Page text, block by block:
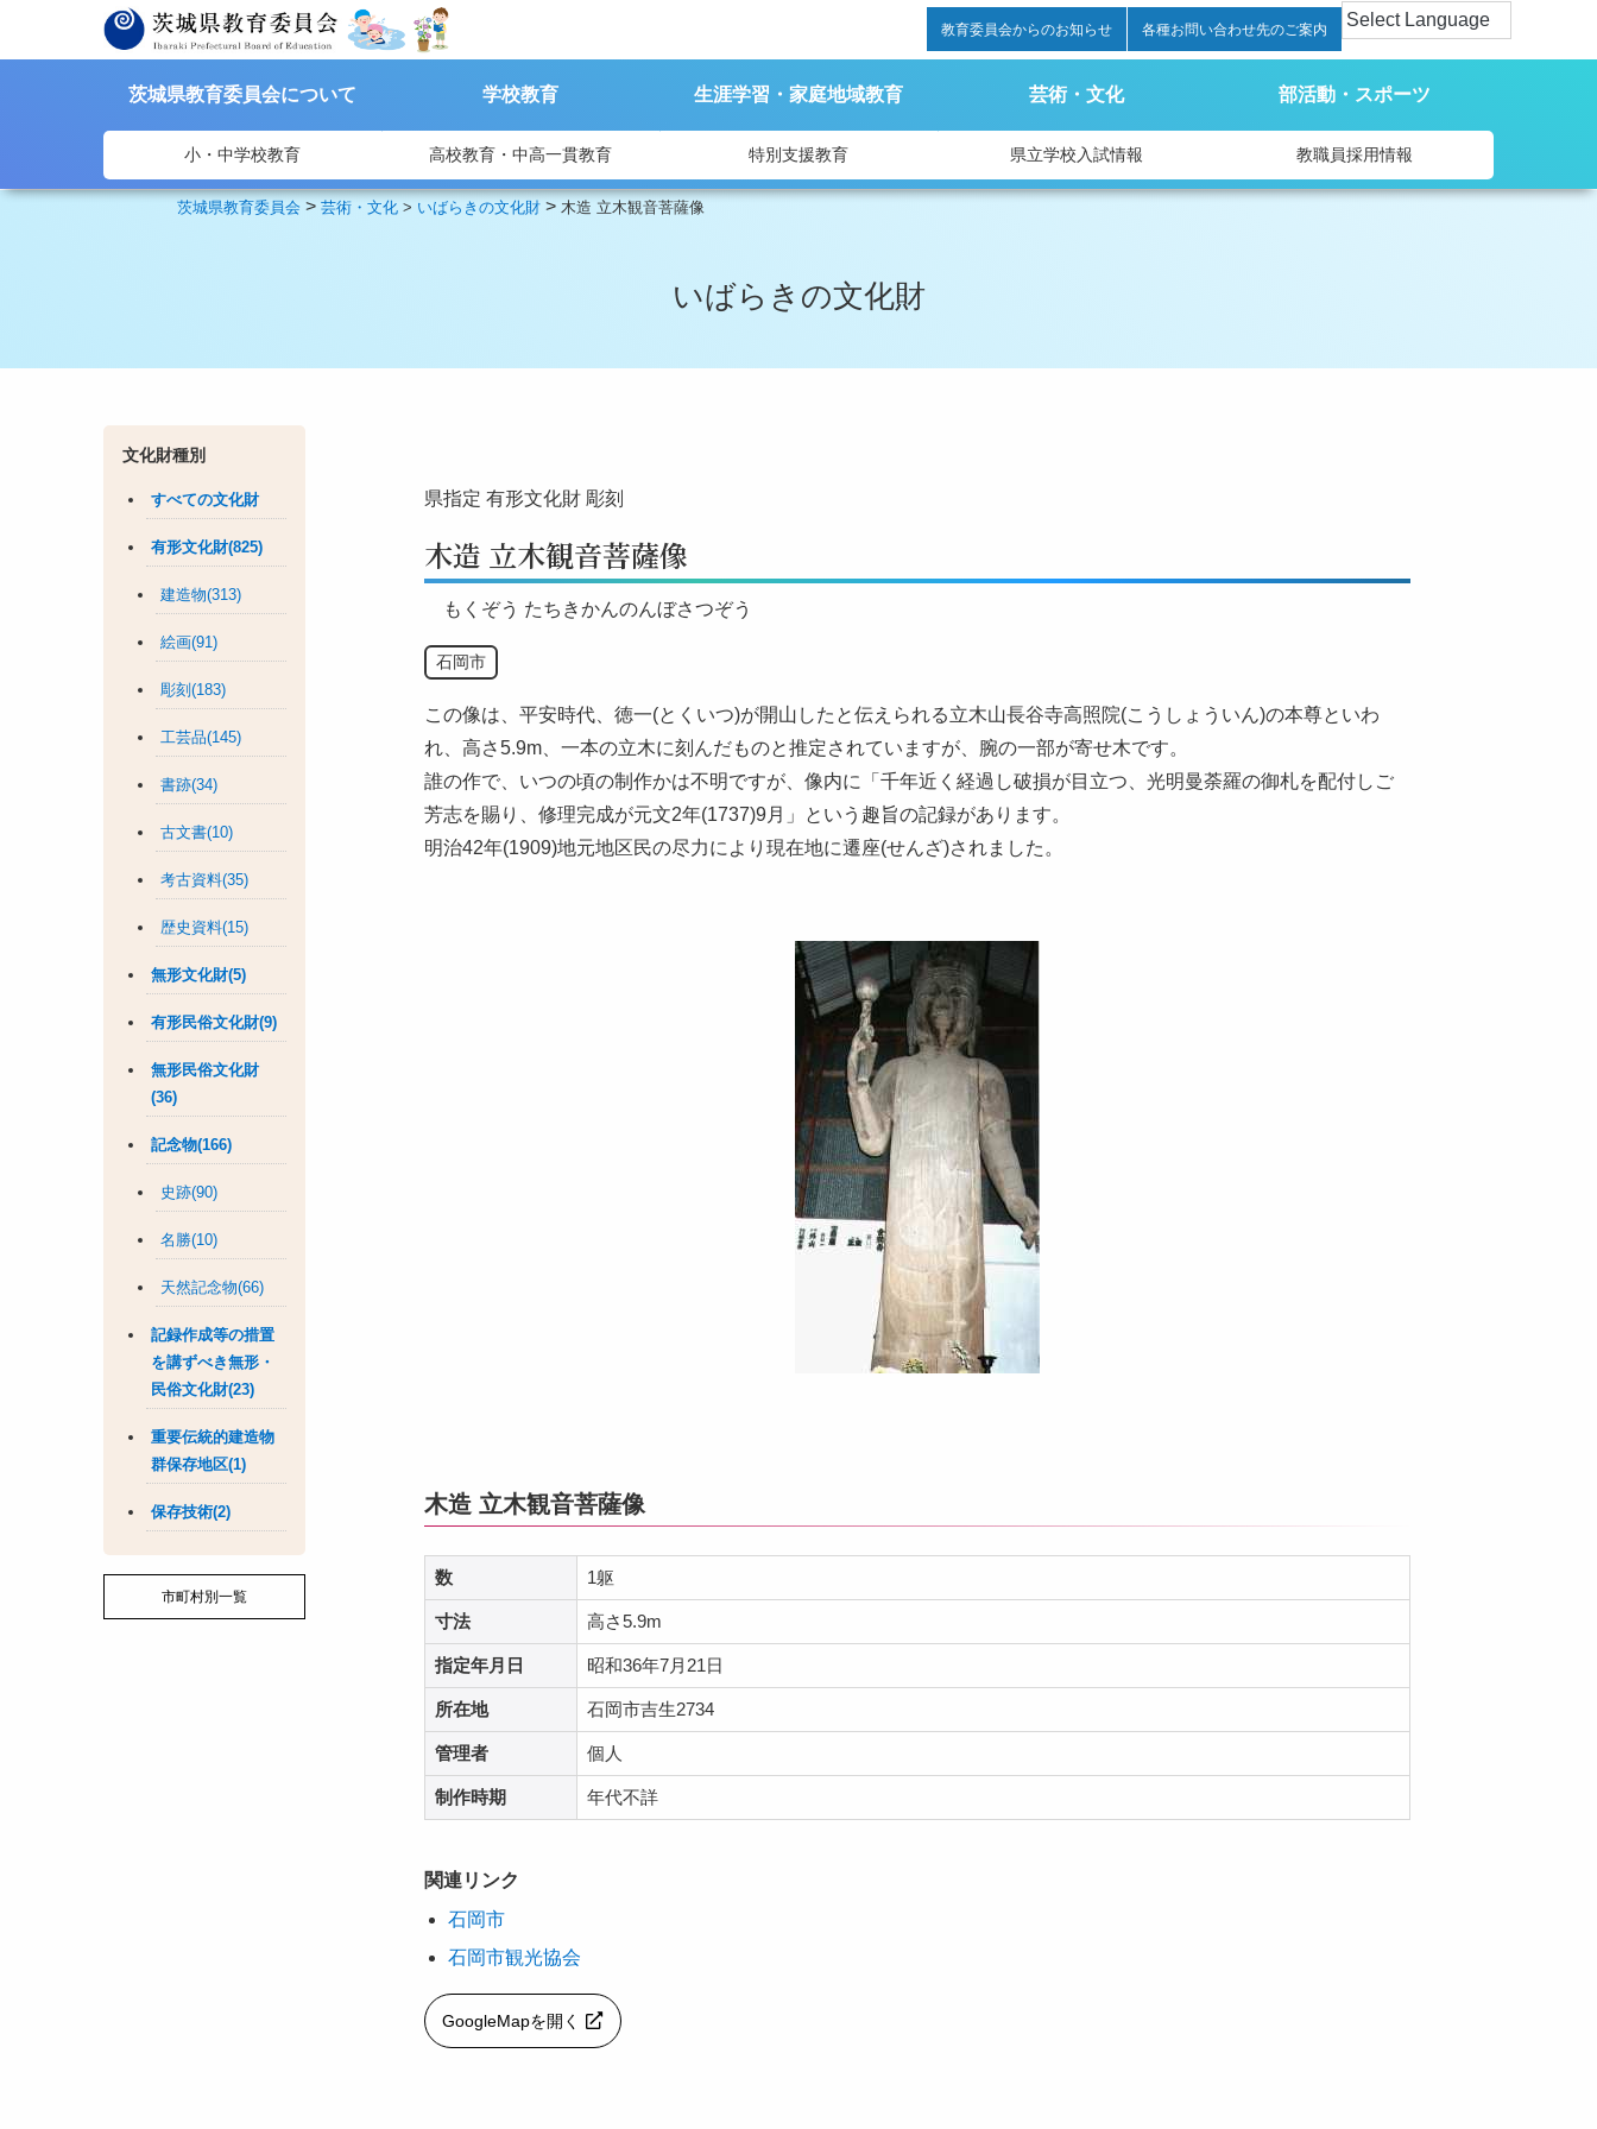
教育委員会からのお知らせ 各種お問い合わせ先のご案内
茨城県教育委員会について 学校教育 生涯学習・家庭地域教育 芸術・文化 部活動・スポーツ
小・中学校教育 高校教育・中高一貫教育 特別支援教育 県立学校入試情報 教職員採用情報
茨城県教育委員会 >芸術・文化 > いばらきの文化財 > 木造 立木観音菩薩像
いばらきの文化財
文化財種別
すべての文化財
有形文化財(825)
建造物(313)
絵画(91)
彫刻(183)
工芸品(145)
書跡(34)
古文書(10)
考古資料(35)
歴史資料(15)
無形文化財(5)
有形民俗文化財(9)
無形民俗文化財
(36)
記念物(166)
史跡(90)
名勝(10)
天然記念物(66)
記録作成等の措置
を講ずべき無形・
民俗文化財(23)
重要伝統的建造物
群保存地区(1)
保存技術(2)
市町村別一覧
県指定 有形文化財 彫刻
木造 立木観音菩薩像
もくぞう たちきかんのんぼさつぞう
石岡市
この像は、平安時代、徳一(とくいつ)が開山したと伝えられる立木山長谷寺高照院(こうしょういん)の本尊といわ
れ、高さ5.9m、一本の立木に刻んだものと推定されていますが、腕の一部が寄せ木です。
誰の作で、いつの頃の制作かは不明ですが、像内に「千年近く経過し破損が目立つ、光明曼荼羅の御札を配付しご
芳志を賜り、修理完成が元文2年(1737)9月」という趣旨の記録があります。
明治42年(1909)地元地区民の尽力により現在地に遷座(せんざ)されました。
木造 立木観音菩薩像
数 1躯
寸法 高さ5.9m
指定年月日 昭和36年7月21日
所在地 石岡市吉生2734
管理者 個人
制作時期 年代不詳
関連リンク
石岡市
石岡市観光協会
GoogleMapを開く